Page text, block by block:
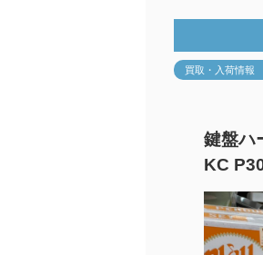
買取・入荷情報
鍵盤ハ
KC